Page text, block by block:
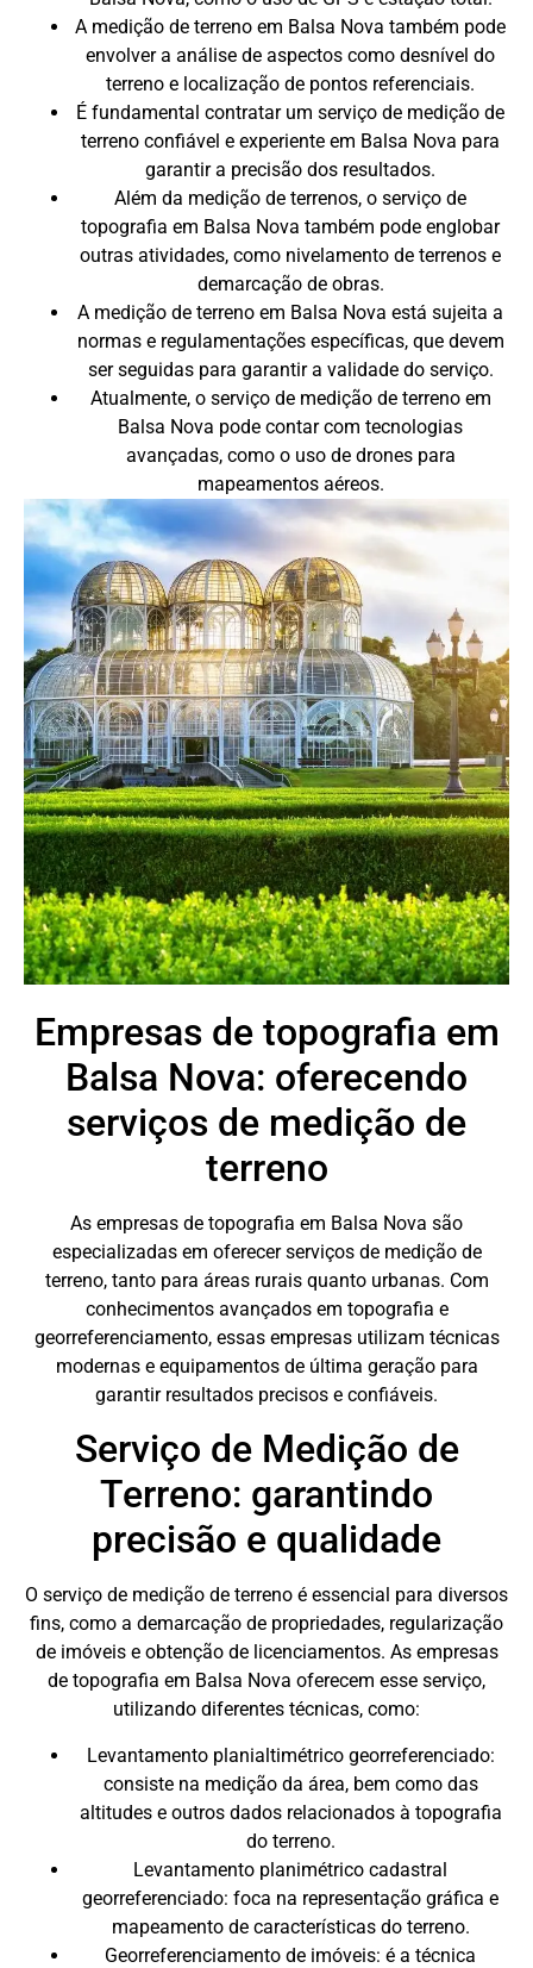
A medição de terreno em Balsa Nova também pode
envolver a análise de aspectos como desnível do
terreno e localização de pontos referenciais.
É fundamental contratar um serviço de medição de
terreno confiável e experiente em Balsa Nova para
garantir a precisão dos resultados.
Além da medição de terrenos, o serviço de
topografia em Balsa Nova também pode englobar
outras atividades, como nivelamento de terrenos e
demarcação de obras.
A medição de terreno em Balsa Nova está sujeita a
normas e regulamentações específicas, que devem
ser seguidas para garantir a validade do serviço.
Atualmente, o serviço de medição de terreno em
Balsa Nova pode contar com tecnologias
avançadas, como o uso de drones para
mapeamentos aéreos.
Empresas de topografia em
Balsa Nova: oferecendo
serviços de medição de
terreno
As empresas de topografia em Balsa Nova são
especializadas em oferecer serviços de medição de
terreno, tanto para áreas rurais quanto urbanas. Com
conhecimentos avançados em topografia e
georreferenciamento, essas empresas utilizam técnicas
modernas e equipamentos de última geração para
garantir resultados precisos e confiáveis.
Serviço de Medição de
Terreno: garantindo
precisão e qualidade
O serviço de medição de terreno é essencial para diversos
fins, como a demarcação de propriedades, regularização
de imóveis e obtenção de licenciamentos. As empresas
de topografia em Balsa Nova oferecem esse serviço,
utilizando diferentes técnicas, como:
Levantamento planialtimétrico georreferenciado:
consiste na medição da área, bem como das
altitudes e outros dados relacionados à topografia
do terreno.
Levantamento planimétrico cadastral
georreferenciado: foca na representação gráfica e
mapeamento de características do terreno.
Georreferenciamento de imóveis: é a técnica